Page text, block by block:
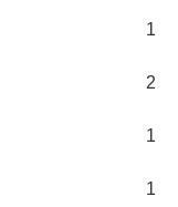
1
2
1
1